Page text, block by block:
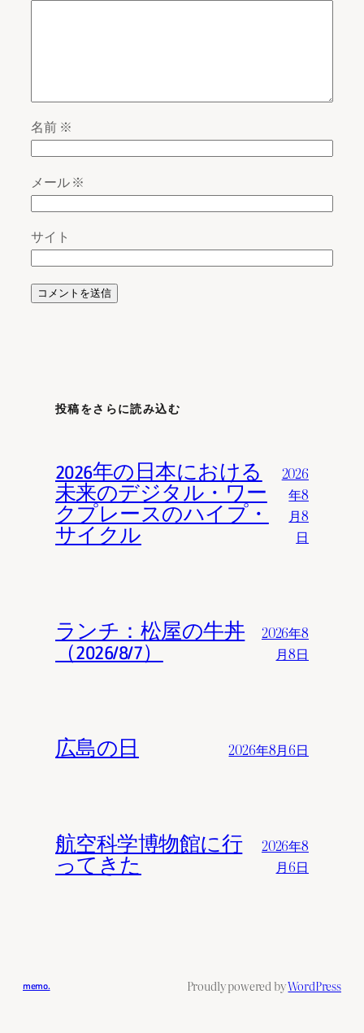
名前 ※
メール※
サイト
投稿をさらに読み込む
2026年の日本における
未来のデジタル・ワー
クプレースのハイプ・
サイクル
2026
年8
月8
日
ランチ：松屋の牛丼
（2026/8/7）
2026年8
月8日
広島の日 2026年8月6日
航空科学博物館に行
ってきた
2026年8
月6日
memo. Proudly powered byWordPress